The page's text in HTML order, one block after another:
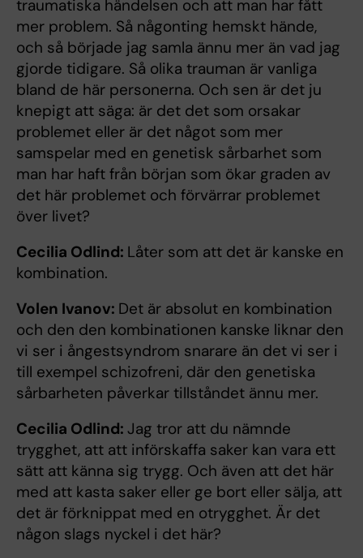
traumatiska händelsen och att man har fått
mer problem. Så någonting hemskt hände,
och så började jag samla ännu mer än vad jag
gjorde tidigare. Så olika trauman är vanliga
bland de här personerna. Och sen är det ju
knepigt att säga: är det det som orsakar
problemet eller är det något som mer
samspelar med en genetisk sårbarhet som
man har haft från början som ökar graden av
det här problemet och förvärrar problemet
över livet?
Cecilia Odlind: Låter som att det är kanske en
kombination.
Volen Ivanov: Det är absolut en kombination
och den den kombinationen kanske liknar den
vi ser i ångestsyndrom snarare än det vi ser i
till exempel schizofreni, där den genetiska
sårbarheten påverkar tillståndet ännu mer.
Cecilia Odlind: Jag tror att du nämnde
trygghet, att att införskaffa saker kan vara ett
sätt att känna sig trygg. Och även att det här
med att kasta saker eller ge bort eller sälja, att
det är förknippat med en otrygghet. Är det
någon slags nyckel i det här?